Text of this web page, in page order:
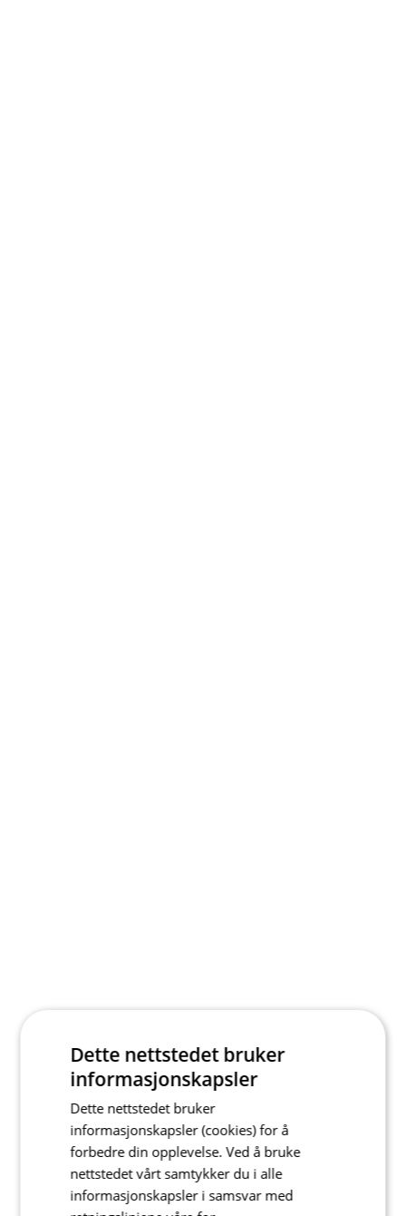
Dette nettstedet bruker
informasjonskapsler
Dette nettstedet bruker
informasjonskapsler (cookies) for å
forbedre din opplevelse. Ved å bruke
nettstedet vårt samtykker du i alle
informasjonskapsler i samsvar med